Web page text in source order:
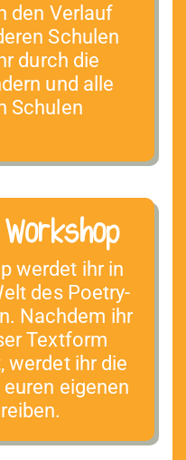
den Ver­lauf
Schulen
durch die
und alle
Schulen
werdet ihr in
des Poet­ry-
Nach­dem ihr
Textform
werdet ihr die
eige­nen